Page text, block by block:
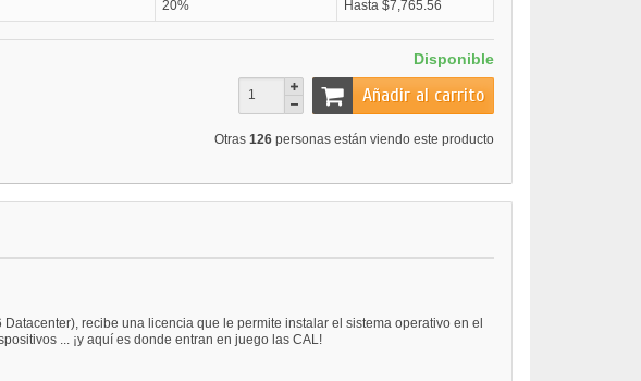
20% Hasta $7,765.56
Disponible
Añadir al carrito
Otras 126 personas están viendo este producto
recibe una licencia que le permite instalar el sistema operativo en el
... ¡y aquí es donde entran en juego las CAL!